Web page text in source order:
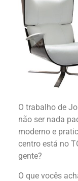
O trabalho de
não ser nada
moderno e
centro está no
gente?
O que vocês